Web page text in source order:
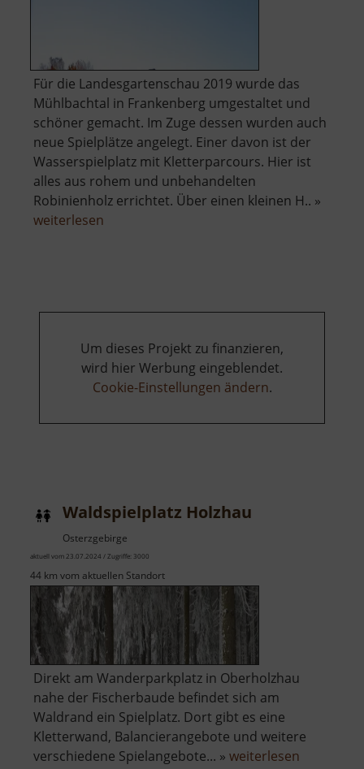
Für die Landesgartenschau 2019 wurde das
Mühlbachtal in Frankenberg umgestaltet und
schöner gemacht. Im Zuge dessen wurden auch
neue Spielplätze angelegt. Einer davon ist der
Wasserspielplatz mit Kletterparcours. Hier ist
alles aus rohem und unbehandelten
Robinienholz errichtet. Über einen kleinen H.. »
weiterlesen
Um dieses Projekt zu finanzieren,
wird hier Werbung eingeblendet.
Cookie-Einstellungen ändern.
Waldspielplatz Holzhau
Osterzgebirge
aktuell vom 23.07.2024 / Zugriffe: 3000
44 km vom aktuellen Standort
Direkt am Wanderparkplatz in Oberholzhau
nahe der Fischerbaude befindet sich am
Waldrand ein Spielplatz. Dort gibt es eine
Kletterwand, Balancierangebote und weitere
verschiedene Spielangebote... » weiterlesen